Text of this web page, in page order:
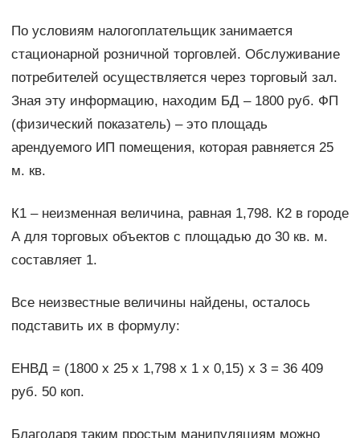
По условиям налогоплательщик занимается
стационарной розничной торговлей. Обслуживание
потребителей осуществляется через торговый зал.
Зная эту информацию, находим БД – 1800 руб. ФП
(физический показатель) – это площадь
арендуемого ИП помещения, которая равняется 25
м. кв.
К1 – неизменная величина, равная 1,798. К2 в городе
А для торговых объектов с площадью до 30 кв. м.
составляет 1.
Все неизвестные величины найдены, осталось
подставить их в формулу:
ЕНВД = (1800 х 25 х 1,798 х 1 х 0,15) х 3 = 36 409
руб. 50 коп.
Благодаря таким простым манипуляциям можно